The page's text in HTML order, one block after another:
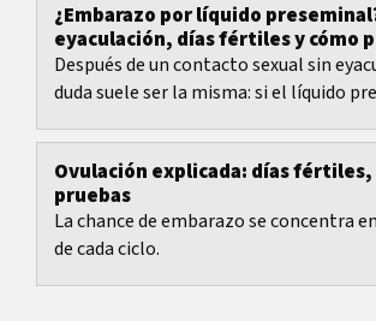
¿Embarazo por líquido
eyaculación, días fértiles y cómo
Después de un contacto sexual sin
duda suele ser la misma: si el líquido
Ovulación explicada: días fértiles,
pruebas
La chance de embarazo se concentra
de cada ciclo.